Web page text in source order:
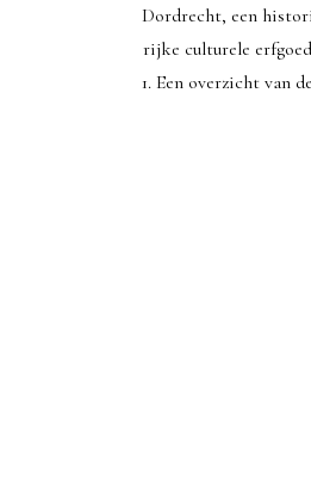
Dordrecht, een
rijke culturele
1. Een overzicht van